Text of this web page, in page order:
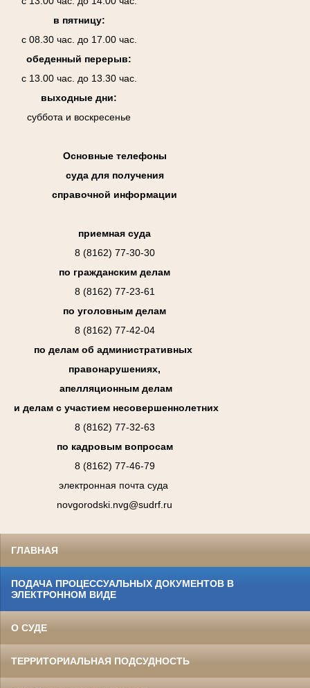
в пятницу:
с 08.30 час. до 17.00 час.
обеденный перерыв:
с 13.00 час. до 13.30 час.
выходные дни:
суббота и воскресенье
Основные телефоны
суда для получения
справочной информации
приемная суда
8 (8162) 77-30-30
по гражданским делам
8 (8162) 77-23-61
по уголовным делам
8 (8162) 77-42-04
по делам об административных
правонарушениях,
апелляционным делам
и делам с участием несовершеннолетних
8 (8162) 77-32-63
по кадровым вопросам
8 (8162) 77-46-79
электронная почта суда
novgorodski.nvg@sudrf.ru
ГЛАВНАЯ
ПОДАЧА ПРОЦЕССУАЛЬНЫХ ДОКУМЕНТОВ В
ЭЛЕКТРОННОМ ВИДЕ
О СУДЕ
ТЕРРИТОРИАЛЬНАЯ ПОДСУДНОСТЬ